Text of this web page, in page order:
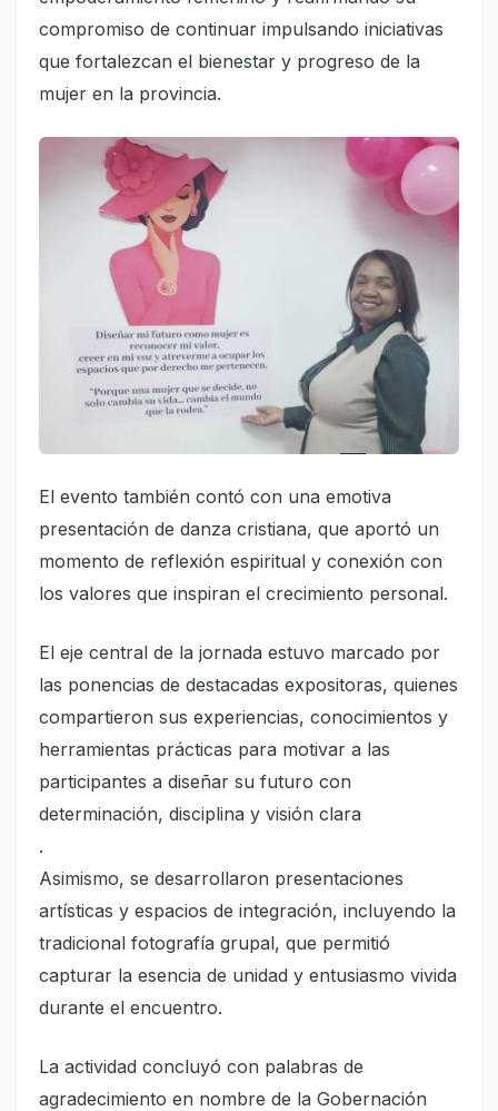
compromiso de continuar impulsando iniciativas
que fortalezcan el bienestar y progreso de la
mujer en la provincia.
El evento también contó con una emotiva
presentación de danza cristiana, que aportó un
momento de reflexión espiritual y conexión con
los valores que inspiran el crecimiento personal.
El eje central de la jornada estuvo marcado por
las ponencias de destacadas expositoras, quienes
compartieron sus experiencias, conocimientos y
herramientas prácticas para motivar a las
participantes a diseñar su futuro con
determinación, disciplina y visión clara
.
Asimismo, se desarrollaron presentaciones
artísticas y espacios de integración, incluyendo la
tradicional fotografía grupal, que permitió
capturar la esencia de unidad y entusiasmo vivida
durante el encuentro.
La actividad concluyó con palabras de
agradecimiento en nombre de la Gobernación